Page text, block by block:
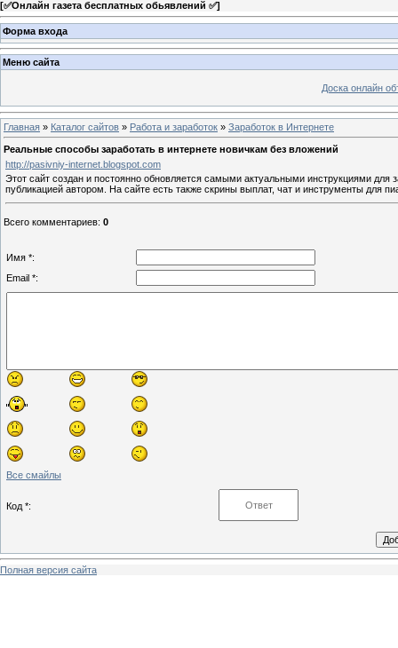
[✅Онлайн газета бесплатных обьявлений ✅]
Форма входа
Меню сайта
Доска онлайн
Главная » Каталог сайтов » Работа и заработок » Заработок в Интернете
Реальные способы заработать в интернете новичкам без вложений
http://pasivniy-internet.blogspot.com
Этот сайт создан и постоянно обновляется самыми актуальными инструкциями
публикацией автором. На сайте есть также скрины выплат, чат и инструменты для
Всего комментариев: 0
Имя *:
Email *:
Все смайлы
Код *:
Полная версия сайта